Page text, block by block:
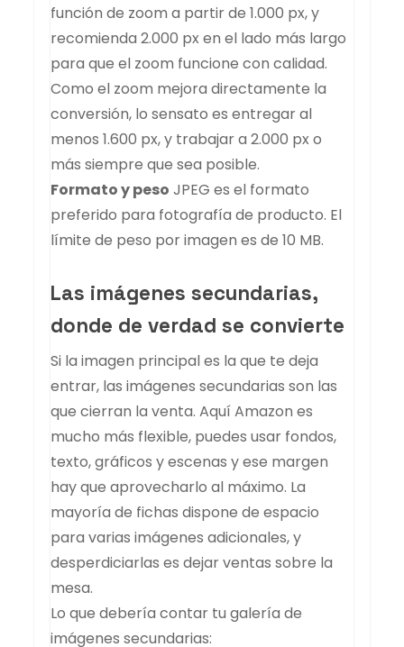
función de zoom a partir de 1.000 px, y
recomienda 2.000 px en el lado más largo
para que el zoom funcione con calidad.
Como el zoom mejora directamente la
conversión, lo sensato es entregar al
menos 1.600 px, y trabajar a 2.000 px o
más siempre que sea posible.
Formato y peso JPEG es el formato
preferido para fotografía de producto. El
límite de peso por imagen es de 10 MB.
Las imágenes secundarias,
donde de verdad se convierte
Si la imagen principal es la que te deja
entrar, las imágenes secundarias son las
que cierran la venta. Aquí Amazon es
mucho más flexible, puedes usar fondos,
texto, gráficos y escenas y ese margen
hay que aprovecharlo al máximo. La
mayoría de fichas dispone de espacio
para varias imágenes adicionales, y
desperdiciarlas es dejar ventas sobre la
mesa.
Lo que debería contar tu galería de
imágenes secundarias: